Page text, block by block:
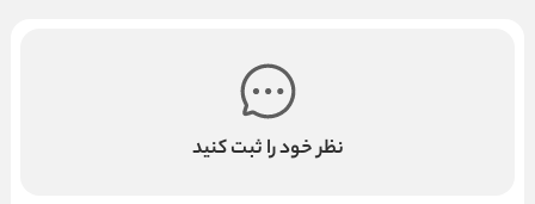
نظر خود را ثبت کنید